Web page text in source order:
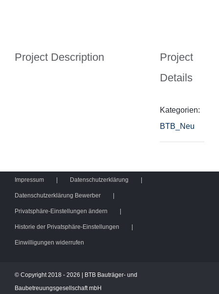
Project Description
Project
Details
Kategorien:
BTB_Neu
Impressum Datenschutzerklärung
Datenschutzerklärung Bewerber
Privatsphäre-Einstellungen ändern
Historie der Privatsphäre-Einstellungen
Einwilligungen widerrufen
© Copyright 2018 - 2026 | BTB Bauträger- und
Baubetreuungsgesellschaft mbH